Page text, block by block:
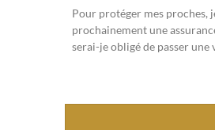
Pour protéger mes proches,
prochainement une
serai-je obligé de passer une